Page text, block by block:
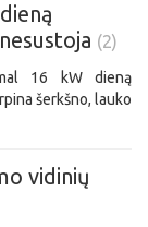
(2)
16 kW dieną
šerkšno, lauko
vidinių